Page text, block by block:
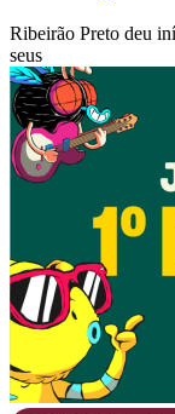
Ribeirão Preto deu
seus